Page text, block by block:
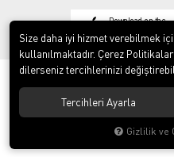
Download on the
© 2020Vosse Tekstil San ve
Size daha iyi hizmet verebilmek
kullanılmaktadır. Çerez
dilerseniz tercihlerinizi
Tercihleri Ayarla
Gizlilik ve